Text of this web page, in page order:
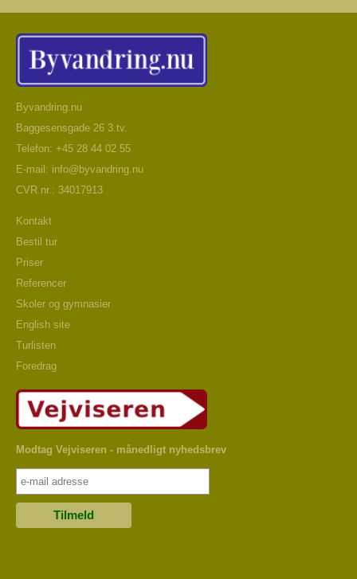
Byvandring.nu
Baggesensgade 26 3.tv.
Telefon: +45 28 44 02 55
E-mail: info@byvandring.nu
CVR.nr.: 34017913
Kontakt
Bestil tur
Priser
Referencer
Skoler og gymnasier
English site
Turlisten
Foredrag
Modtag Vejviseren - månedligt nyhedsbrev